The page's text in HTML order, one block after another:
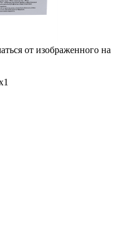
от изображенного на